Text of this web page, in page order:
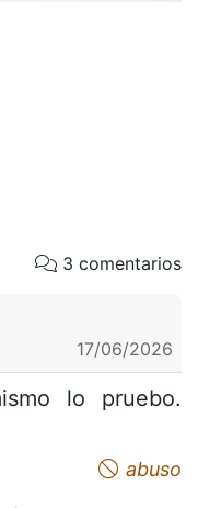
3 comentarios
17/06/2026
lo pruebo.
abuso